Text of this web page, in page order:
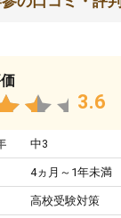
3.6
中3
4ヵ月～1年未満
高校受験対策